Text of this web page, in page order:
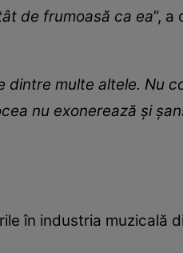
de frumoasă ca ea”, a
dintre multe altele. Nu
nu exonerează și
în industria muzicală